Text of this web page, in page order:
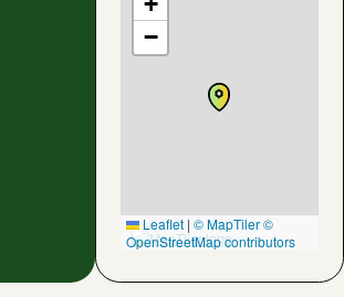
−
Leaflet | © MapTiler©
OpenStreetMap contributors